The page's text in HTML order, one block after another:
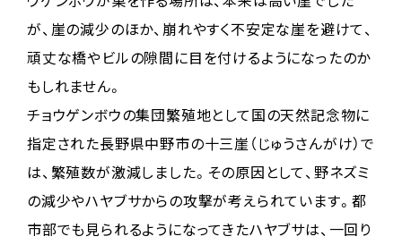
が、崖の減少のほか、崩れやすく不安定な崖を避けて、
頑丈な橋やビルの隙間に目を付けるようになったのか
もしれません。
チョウゲンボウの集団繁殖地として国の天然記念物に
指定された長野県中野市の十三崖（じゅうさんがけ）で
は、繁殖数が激減しました。その原因として、野ネズミ
の減少やハヤブサからの攻撃が考えられています。都
市部でも見られるようになってきたハヤブサは、一回り